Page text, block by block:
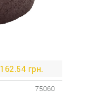
162.54 грн.
75060